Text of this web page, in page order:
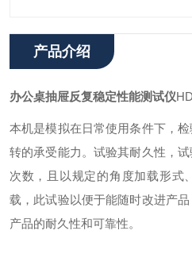
产品介绍
办公桌抽屉反复稳定性能测试仪
本机是模拟在日常使用条件下，
转的承受能力。试验其耐久性，
次数，且以规定的角度加载形式
载，此试验以便于能随时改进产
产品的耐久性和可靠性。